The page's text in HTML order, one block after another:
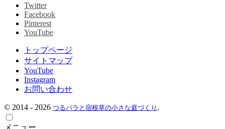
Twitter
Facebook
Pinterest
YouTube
トップページ
サイトマップ
YouTube
Instagram
お問い合わせ
© 2014 - 2026 つるバラと宿根草の小さな庭づくり .
メニュー